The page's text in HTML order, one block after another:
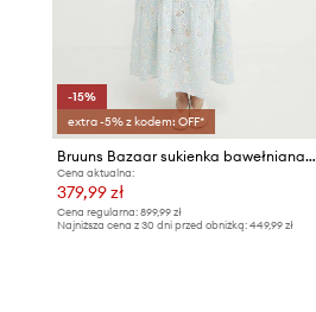
-15%
extra -5% z kodem: OFF*
Bruuns Bazaar sukienka bawełniana WoodbineBBKaia dress
Cena aktualna:
379,99 zł
Cena regularna: 899,99 zł
Najniższa cena z 30 dni przed obniżką: 449,99 zł